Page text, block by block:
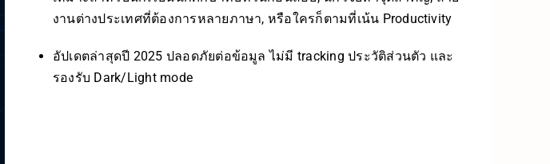
งานต่างประเทศที่ต้องการหลายภาษา, หรือใครก็ตามที่เน้น Productivity
อัปเดตล่าสุดปี 2025 ปลอดภัยต่อข้อมูล ไม่มี tracking ประวัติส่วนตัว และ
รองรับ Dark/Light mode